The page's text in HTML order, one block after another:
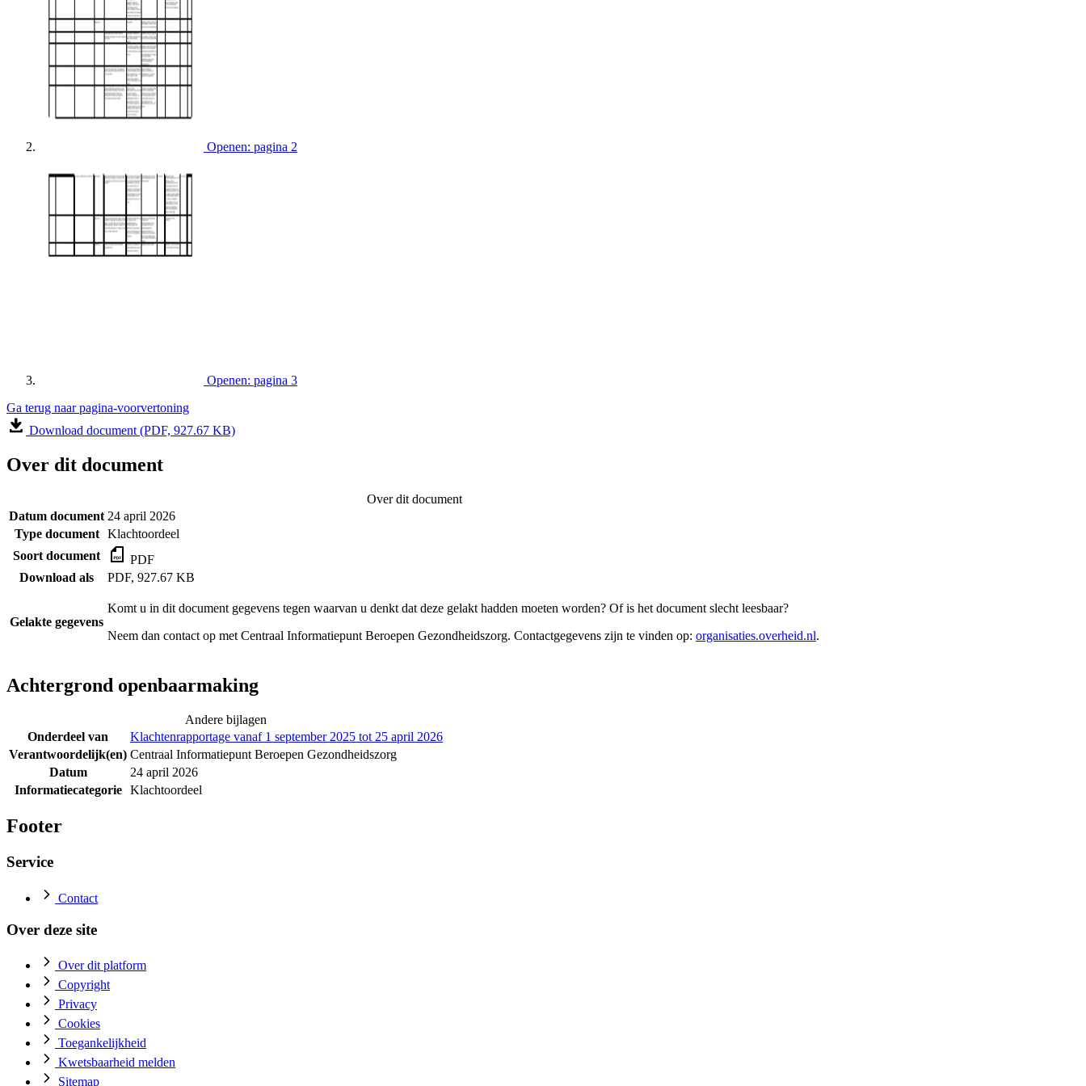
Openen: pagina 2
Openen: pagina 3
Ga terug naar pagina-voorvertoning
Download document (PDF, 927.67 KB)
Over dit document
Over dit document
Datum document 24 april 2026
Type document
Klachtoordeel
Soort document
PDF
Download als
PDF, 927.67 KB
Gelakte gegevens
Komt u in dit document gegevens tegen waarvan u denkt dat deze gelakt hadden moeten worden? Of is het document slecht leesbaar?
Neem dan contact op met Centraal Informatiepunt Beroepen Gezondheidszorg. Contactgegevens zijn te vinden op: organisaties.overheid.nl.
Achtergrond openbaarmaking
Andere bijlagen
Onderdeel van
Klachtenrapportage vanaf 1 september 2025 tot 25 april 2026
Verantwoordelijk(en) Centraal Informatiepunt Beroepen Gezondheidszorg
Datum
24 april 2026
Informatiecategorie
Klachtoordeel
Footer
Service
Contact
Over deze site
Over dit platform
Copyright
Privacy
Cookies
Toegankelijkheid
Kwetsbaarheid melden
Sitemap